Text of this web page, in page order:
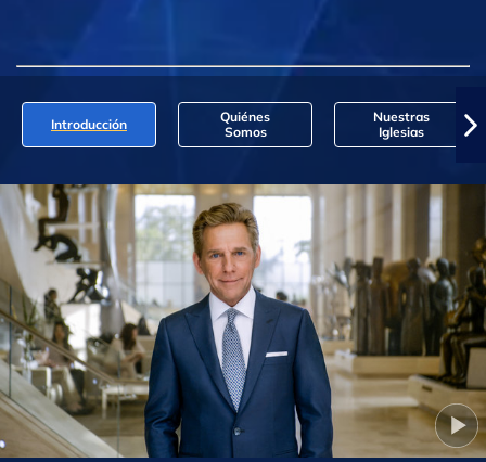
Introducción
Quiénes
Somos
Nuestras
Iglesias